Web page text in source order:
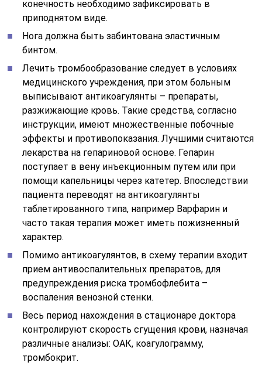
конечность необходимо зафиксировать в
приподнятом виде.
Нога должна быть забинтована эластичным
бинтом.
Лечить тромбообразование следует в условиях
медицинского учреждения, при этом больным
выписывают антикоагулянты – препараты,
разжижающие кровь. Такие средства, согласно
инструкции, имеют множественные побочные
эффекты и противопоказания. Лучшими считаются
лекарства на гепариновой основе. Гепарин
поступает в вену инъекционным путем или при
помощи капельницы через катетер. Впоследствии
пациента переводят на антикоагулянты
таблетированного типа, например Варфарин и
часто такая терапия может иметь пожизненный
характер.
Помимо антикоагулянтов, в схему терапии входит
прием антивоспалительных препаратов, для
предупреждения риска тромбофлебита –
воспаления венозной стенки.
Весь период нахождения в стационаре доктора
контролируют скорость сгущения крови, назначая
различные анализы: ОАК, коагулограмму,
тромбокрит.